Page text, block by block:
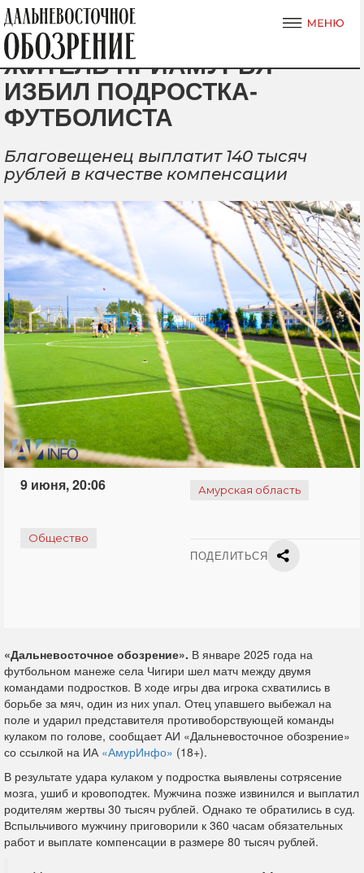
ЖИТЕЛЬ ПРИАМУРЬЯ
ИЗБИЛ ПОДРОСТКА-
ФУТБОЛИСТА
Благовещенец выплатит 140 тысяч
рублей в качестве компенсации
9 июня, 20:06 Амурская область
Общество
ПОДЕЛИТЬСЯ
«Дальневосточное обозрение». В январе 2025 года на
футбольном манеже села Чигири шел матч между двумя
командами подростков. В ходе игры два игрока схватились в
борьбе за мяч, один из них упал. Отец упавшего выбежал на
поле и ударил представителя противоборствующей команды
кулаком по голове, сообщает АИ «Дальневосточное обозрение»
со ссылкой на ИА «АмурИнфо» (18+).
В результате удара кулаком у подростка выявлены сотрясение
мозга, ушиб и кровоподтек. Мужчина позже извинился и выплатил
родителям жертвы 30 тысяч рублей. Однако те обратились в суд.
Вспыльчивого мужчину приговорили к 360 часам обязательных
работ и выплате компенсации в размере 80 тысяч рублей.